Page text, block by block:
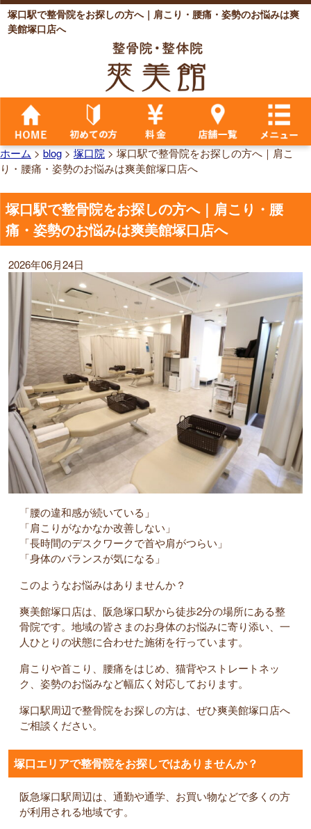
塚口駅で整骨院をお探しの方へ｜肩こり・腰痛・姿勢のお悩みは爽
美館塚口店へ
ホーム > blog > 塚口院 > 塚口駅で整骨院をお探しの方へ｜肩こ
り・腰痛・姿勢のお悩みは爽美館塚口店へ
塚口駅で整骨院をお探しの方へ｜肩こり・腰
痛・姿勢のお悩みは爽美館塚口店へ
2026年06月24日
「腰の違和感が続いている」
「肩こりがなかなか改善しない」
「長時間のデスクワークで首や肩がつらい」
「身体のバランスが気になる」
このようなお悩みはありませんか？
爽美館塚口店は、阪急塚口駅から徒歩2分の場所にある整
骨院です。地域の皆さまのお身体のお悩みに寄り添い、一
人ひとりの状態に合わせた施術を行っています。
肩こりや首こり、腰痛をはじめ、猫背やストレートネッ
ク、姿勢のお悩みなど幅広く対応しております。
塚口駅周辺で整骨院をお探しの方は、ぜひ爽美館塚口店へ
ご相談ください。
塚口エリアで整骨院をお探しではありませんか？
阪急塚口駅周辺は、通勤や通学、お買い物などで多くの方
が利用される地域です。